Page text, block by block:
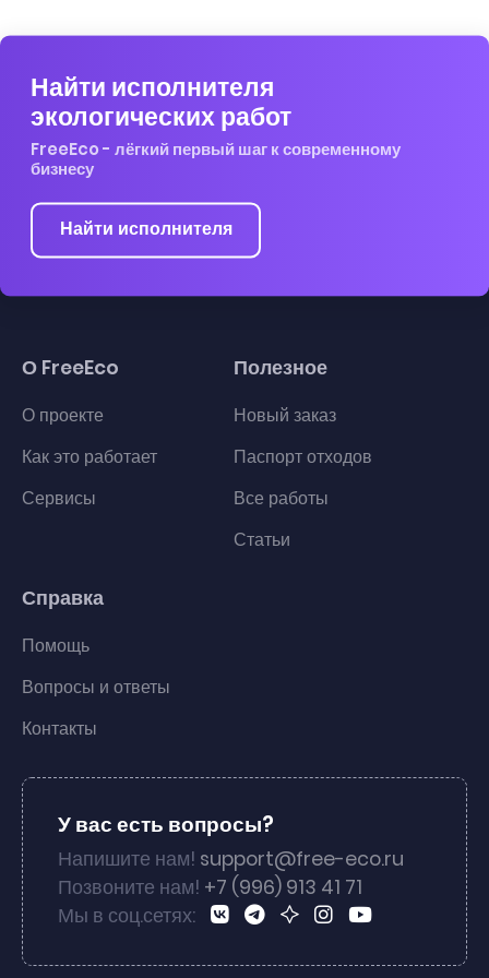
Найти исполнителя
экологических работ
FreeEco - лёгкий первый шаг к современному
бизнесу
Найти исполнителя
О FreeEco
О проекте
Как это работает
Сервисы
Полезное
Новый заказ
Паспорт отходов
Все работы
Статьи
Справка
Помощь
Вопросы и ответы
Контакты
У вас есть вопросы?
Напишите нам! support@free-eco.ru
Позвоните нам! +7 (996) 913 41 71
Мы в соц.сетях: